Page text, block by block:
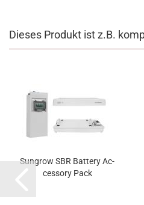
Dieses Produkt ist z.B.
Sungrow SBR Bat­te­ry Ac­
ces­so­ry Pack